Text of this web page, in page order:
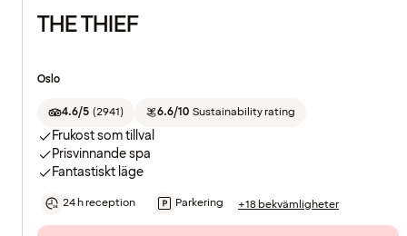
THE THIEF
Oslo
4.6/5 (2941) 6.6/10 Sustainability rating
Frukost som tillval
Prisvinnande spa
Fantastiskt läge
24 h reception Parkering +18 bekvämligheter